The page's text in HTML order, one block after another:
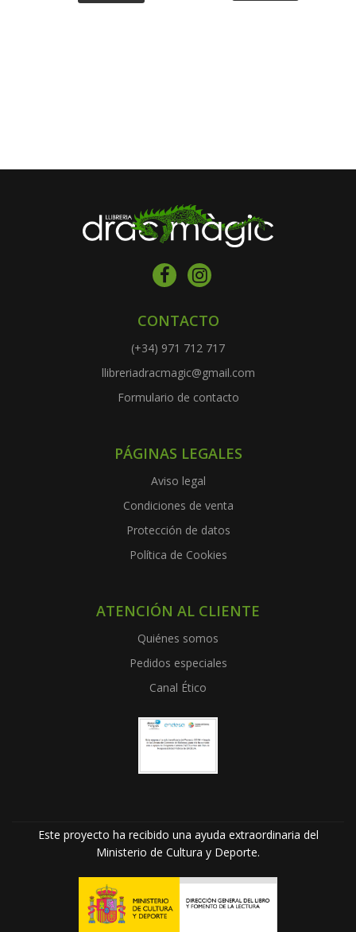
CONTACTO
(+34) 971 712 717
llibreriadracmagic@gmail.com
Formulario de contacto
PÁGINAS LEGALES
Aviso legal
Condiciones de venta
Protección de datos
Política de Cookies
ATENCIÓN AL CLIENTE
Quiénes somos
Pedidos especiales
Canal Ético
Este proyecto ha recibido una ayuda extraordinaria del
Ministerio de Cultura y Deporte.